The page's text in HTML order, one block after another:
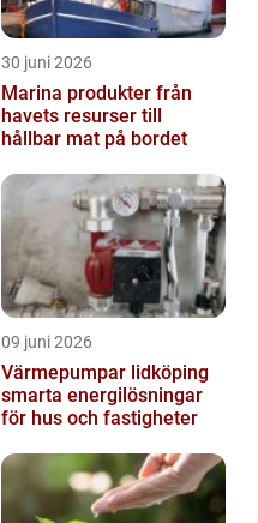
30 juni 2026
Marina produkter från
havets resurser till
hållbar mat på bordet
09 juni 2026
Värmepumpar lidköping
smarta energilösningar
för hus och fastigheter